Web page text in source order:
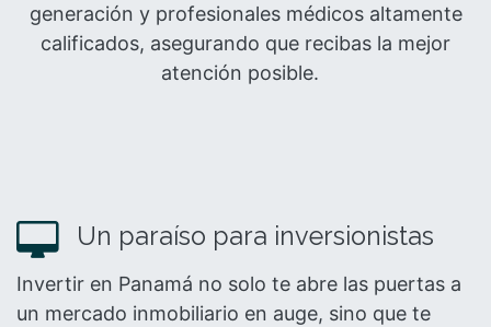
generación y profesionales médicos altamente
calificados, asegurando que recibas la mejor
atención posible.
Un paraíso para inversionistas
Invertir en Panamá no solo te abre las puertas a
un mercado inmobiliario en auge, sino que te